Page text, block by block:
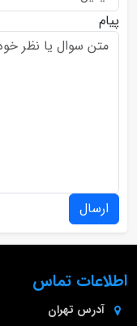
پیام
ارسال
اطلاعات تماس
آدرس تهران